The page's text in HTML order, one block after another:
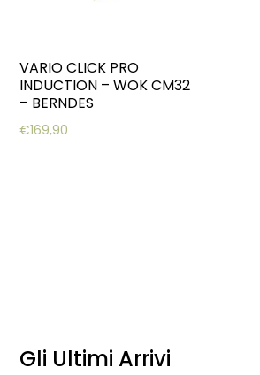
VARIO CLICK PRO
INDUCTION – WOK CM32
– BERNDES
€169,90
Gli Ultimi Arrivi